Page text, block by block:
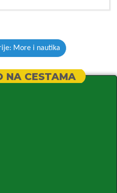
More i nautika
NA CESTAMA